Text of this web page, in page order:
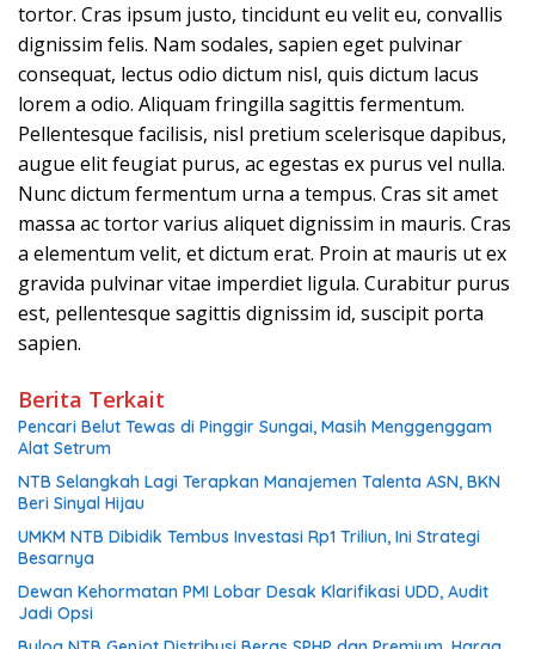
tortor. Cras ipsum justo, tincidunt eu velit eu, convallis
dignissim felis. Nam sodales, sapien eget pulvinar
consequat, lectus odio dictum nisl, quis dictum lacus
lorem a odio. Aliquam fringilla sagittis fermentum.
Pellentesque facilisis, nisl pretium scelerisque dapibus,
augue elit feugiat purus, ac egestas ex purus vel nulla.
Nunc dictum fermentum urna a tempus. Cras sit amet
massa ac tortor varius aliquet dignissim in mauris. Cras
a elementum velit, et dictum erat. Proin at mauris ut ex
gravida pulvinar vitae imperdiet ligula. Curabitur purus
est, pellentesque sagittis dignissim id, suscipit porta
sapien.
Berita Terkait
Pencari Belut Tewas di Pinggir Sungai, Masih Menggenggam
Alat Setrum
NTB Selangkah Lagi Terapkan Manajemen Talenta ASN, BKN
Beri Sinyal Hijau
UMKM NTB Dibidik Tembus Investasi Rp1 Triliun, Ini Strategi
Besarnya
Dewan Kehormatan PMI Lobar Desak Klarifikasi UDD, Audit
Jadi Opsi